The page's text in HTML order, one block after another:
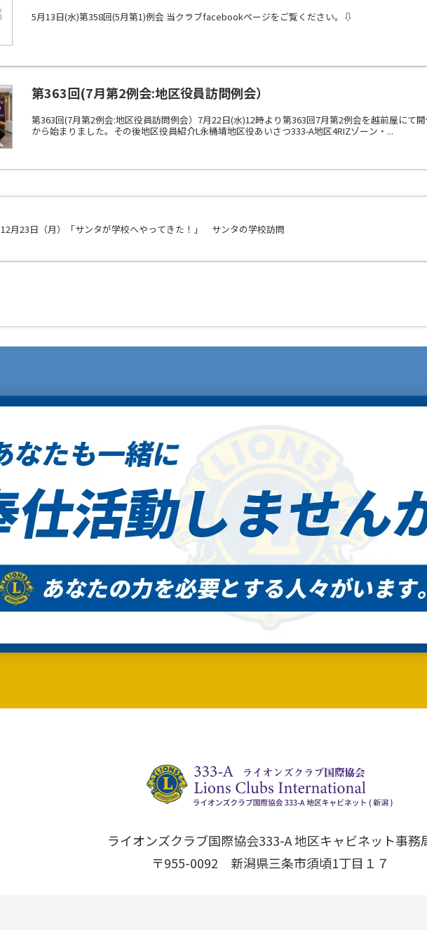
5月13日(水)第358回(5月第1)例会 当クラブfacebookページをご覧ください。⇩
第363回(7月第2例会:地区役員訪問例会）
第363回(7月第2例会:地区役員訪問例会）7月22日(水)12時より第363回7月第2例会を越前屋にて
から始まりました。その後地区役員紹介L永桶靖地区役あいさつ333-A地区4RIZゾーン・...
12月23日（月）「サンタが学校へやってきた！」 サンタの学校訪問
ライオンズクラブ国際協会333-A 地区キャビネット事務
〒955-0092 新潟県三条市須頃1丁目１７